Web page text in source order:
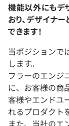
機能以外にもデ
おり、デザイナ
できます！
当ポジションで
します。
フラーのエンジ
に、お客様の商
客様やエンドユ
れるプロダクト
また、当社のエ